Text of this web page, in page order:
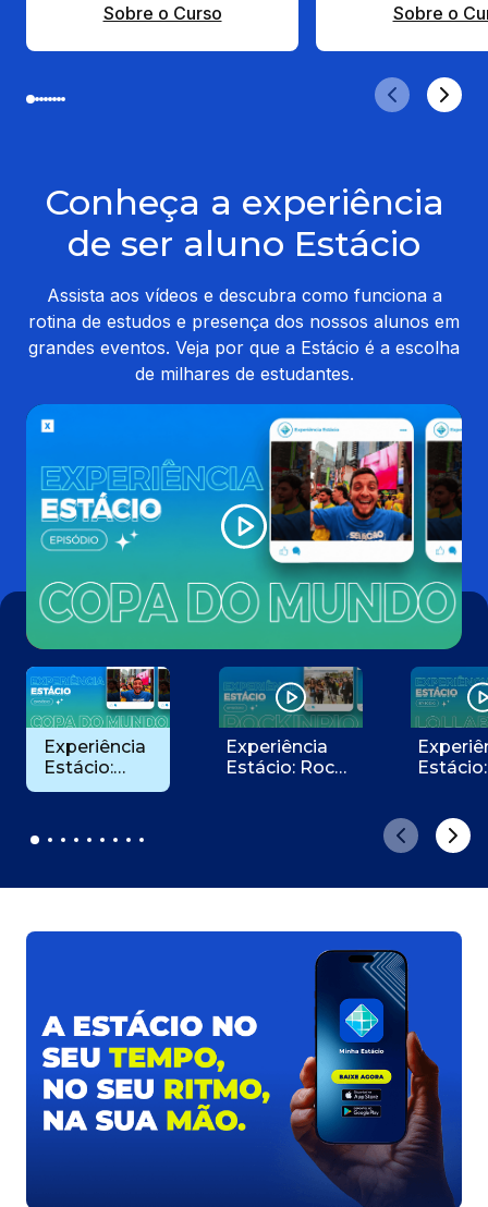
Sobre o Curso Sobre o
Conheça a experiência
de ser aluno Estácio
Assista aos vídeos e descubra como funciona a
rotina de estudos e presença dos nossos alunos em
grandes eventos. Veja por que a Estácio é a escolha
de milhares de estudantes.
Experiência
Estácio:
Copa do
Experiência
Estácio: Rock
Estácio: